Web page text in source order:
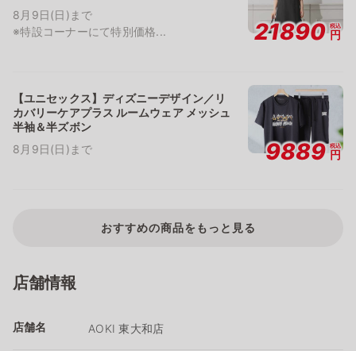
8月9日(日)まで
※特設コーナーにて特別価格...
21890 税込
円
【ユニセックス】ディズニーデザイン／リ
カバリーケアプラス ルームウェア メッシュ
半袖＆半ズボン
8月9日(日)まで
9889 税込
円
おすすめの商品をもっと見る
店舗情報
店舗名 AOKI 東大和店